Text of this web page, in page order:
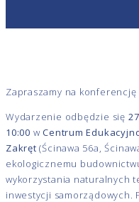
Zapraszamy na konferencję
Wydarzenie odbędzie się
10:00 wCentrum
Zakręt (Ścinawa 56a,
ekologicznemu
wykorzystania naturalnych
inwestycji